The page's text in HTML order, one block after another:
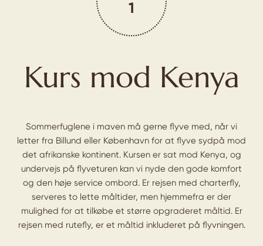
1
Kurs mod Kenya
Sommerfuglene i maven må gerne flyve med, når vi
letter fra Billund eller København for at flyve sydpå mod
det afrikanske kontinent. Kursen er sat mod Kenya, og
undervejs på flyveturen kan vi nyde den gode komfort
og den høje service ombord. Er rejsen med charterfly,
serveres to lette måltider, men hjemmefra er der
mulighed for at tilkøbe et større opgraderet måltid. Er
rejsen med rutefly, er et måltid inkluderet på flyvningen.